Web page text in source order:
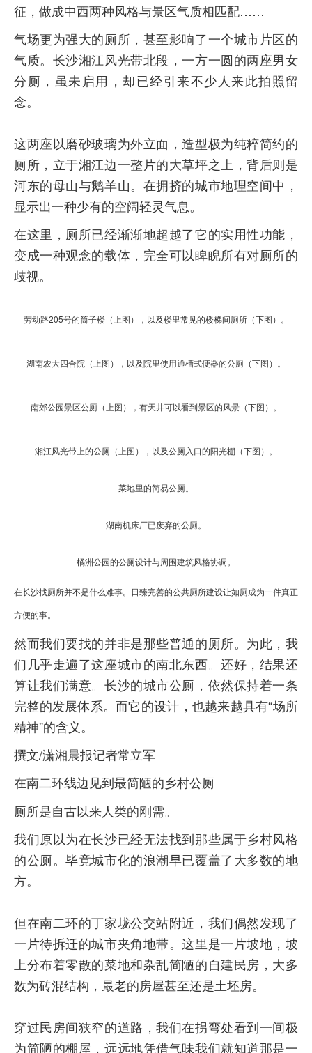
征，做成中西两种风格与景区气质相匹配……
气场更为强大的厕所，甚至影响了一个城市片区的
气质。长沙湘江风光带北段，一方一圆的两座男女
分厕，虽未启用，却已经引来不少人来此拍照留
念。
这两座以磨砂玻璃为外立面，造型极为纯粹简约的
厕所，立于湘江边一整片的大草坪之上，背后则是
河东的母山与鹅羊山。在拥挤的城市地理空间中，
显示出一种少有的空阔轻灵气息。
在这里，厕所已经渐渐地超越了它的实用性功能，
变成一种观念的载体，完全可以睥睨所有对厕所的
歧视。
劳动路205号的筒子楼（上图），以及楼里常见的楼梯间厕所（下图）。
湖南农大四合院（上图），以及院里使用通槽式便器的公厕（下图）。
南郊公园景区公厕（上图），有天井可以看到景区的风景（下图）。
湘江风光带上的公厕（上图），以及公厕入口的阳光棚（下图）。
菜地里的简易公厕。
湖南机床厂已废弃的公厕。
橘洲公园的公厕设计与周围建筑风格协调。
在长沙找厕所并不是什么难事。日臻完善的公共厕所建设让如厕成为一件真正
方便的事。
然而我们要找的并非是那些普通的厕所。为此，我
们几乎走遍了这座城市的南北东西。还好，结果还
算让我们满意。长沙的城市公厕，依然保持着一条
完整的发展体系。而它的设计，也越来越具有“场所
精神”的含义。
撰文/潇湘晨报记者常立军
在南二环线边见到最简陋的乡村公厕
厕所是自古以来人类的刚需。
我们原以为在长沙已经无法找到那些属于乡村风格
的公厕。毕竟城市化的浪潮早已覆盖了大多数的地
方。
但在南二环的丁家垅公交站附近，我们偶然发现了
一片待拆迁的城市夹角地带。这里是一片坡地，坡
上分布着零散的菜地和杂乱简陋的自建民房，大多
数为砖混结构，最老的房屋甚至还是土坯房。
穿过民房间狭窄的道路，我们在拐弯处看到一间极
为简陋的棚屋，远远地凭借气味我们就知道那是一